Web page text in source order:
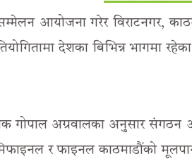
आयोजना गरेर विराटनगर,
देशका बिभिन्न भागमा
गोपाल अग्रवालका अनुसार संगठन
र फाइनल काठमाडौंको